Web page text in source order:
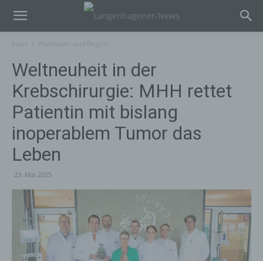
Weltneuheit in der
Krebschirurgie: MHH rettet
Patientin mit bislang
inoperablem Tumor das
Leben
23. Mai 2025